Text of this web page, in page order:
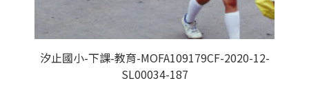
汐止國小-下課-教育-MOFA109179CF-2020-12-
SL00034-187